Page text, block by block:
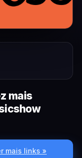
mais
mais links »